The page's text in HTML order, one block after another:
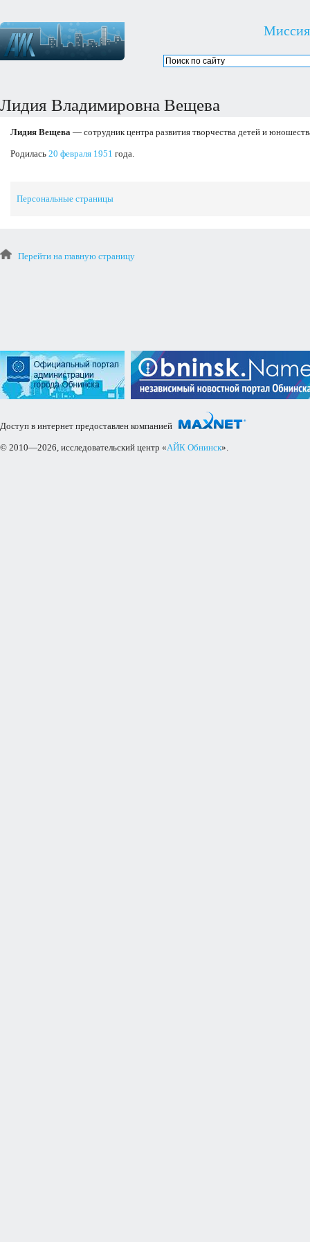
Миссия
Лидия Владимировна Вещева
Лидия Вещева — сотрудник центра развития творчества детей и
Родилась 20 февраля 1951 года.
Персональные страницы
Перейти на главную страницу
Доступ в интернет предоставлен компанией
© 2010—2026, исследовательский центр «АЙК Обнинск».